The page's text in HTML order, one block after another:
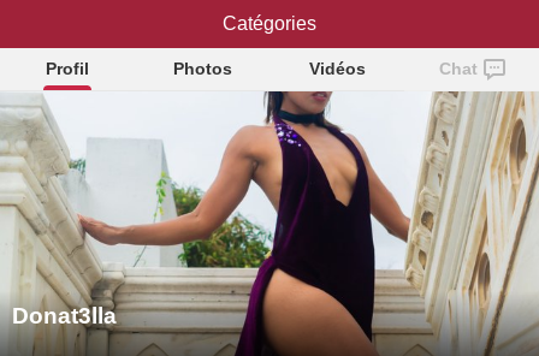
Donat3lla
Profil Photos Vidéos Chat
Donat3lla
Catégories